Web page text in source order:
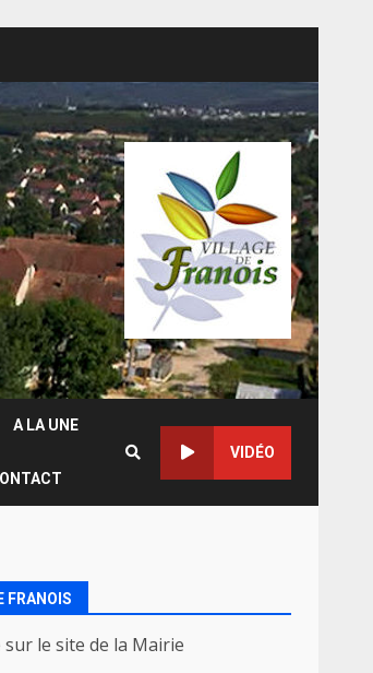
A LA UNE
VIDÉO
FRANOIS
sur le site de la Mairie